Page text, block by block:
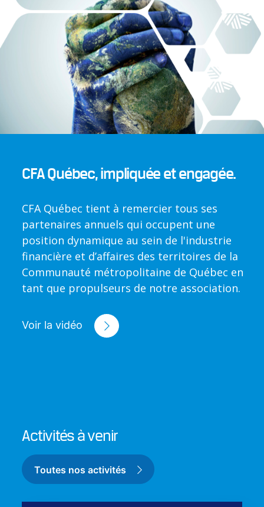
CFA Québec, impliquée et engagée.
CFA Québec tient à remercier tous ses
partenaires annuels qui occupent une
position dynamique au sein de l'industrie
financière et d’affaires des territoires de la
Communauté métropolitaine de Québec en
tant que propulseurs de notre association.
Voir la vidéo
Activités à venir
Toutes nos activités